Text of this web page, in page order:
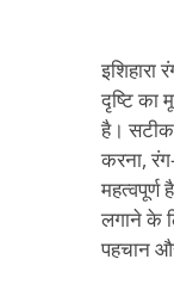
इशिहारा
दृष्टि का
है। सटीक
करना,
महत्वपूर्ण
लगाने के
पहचान